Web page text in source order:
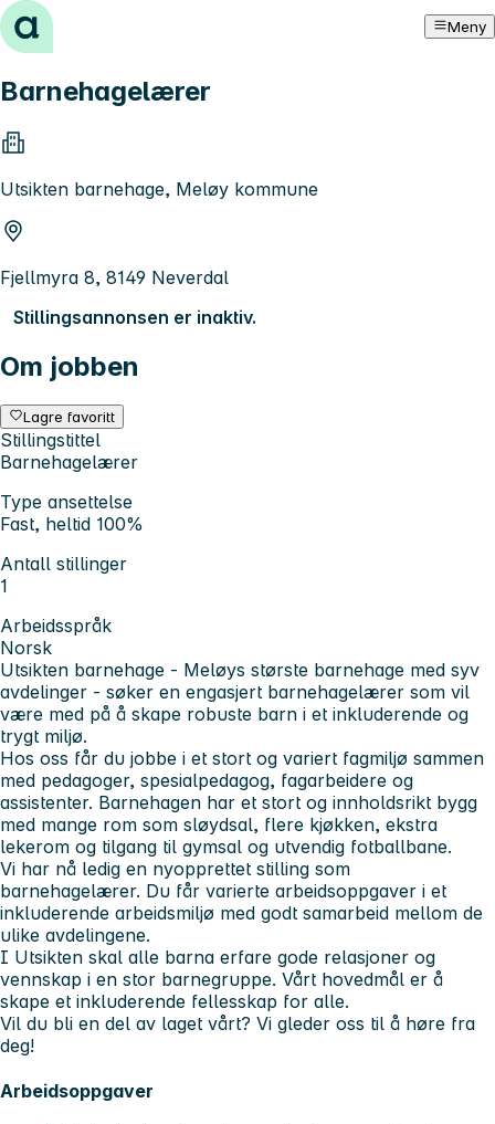
Hopp til innhold Meny
Barnehagelærer
Utsikten barnehage, Meløy kommune
Fjellmyra 8, 8149 Neverdal
Stillingsannonsen er inaktiv.
Om jobben
Lagre favoritt
Stillingstittel
Barnehagelærer
Type ansettelse
Fast, heltid 100%
Antall stillinger
1
Arbeidsspråk
Norsk
Utsikten barnehage - Meløys største barnehage med syv
avdelinger - søker en engasjert barnehagelærer som vil
være med på å skape robuste barn i et inkluderende og
trygt miljø.
Hos oss får du jobbe i et stort og variert fagmiljø sammen
med pedagoger, spesialpedagog, fagarbeidere og
assistenter. Barnehagen har et stort og innholdsrikt bygg
med mange rom som sløydsal, flere kjøkken, ekstra
lekerom og tilgang til gymsal og utvendig fotballbane.
Vi har nå ledig en nyopprettet stilling som
barnehagelærer. Du får varierte arbeidsoppgaver i et
inkluderende arbeidsmiljø med godt samarbeid mellom de
ulike avdelingene.
I Utsikten skal alle barna erfare gode relasjoner og
vennskap i en stor barnegruppe. Vårt hovedmål er å
skape et inkluderende fellesskap for alle.
Vil du bli en del av laget vårt? Vi gleder oss til å høre fra
deg!
Arbeidsoppgaver